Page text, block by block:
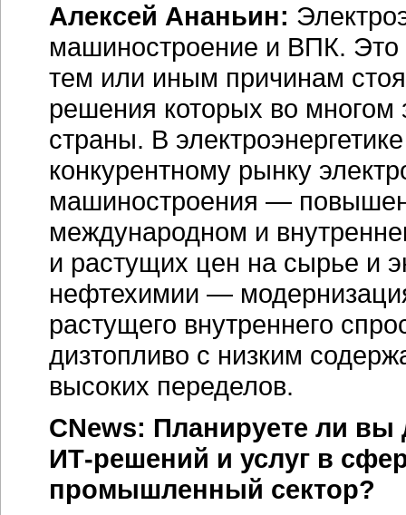
Алексей Ананьин:
машиностроение и ВПК. Это
тем или иным причинам
решения которых во
страны. В
конкурентному рынку
машиностроения —
международном и
и растущих цен на сырье и
нефтехимии —
растущего внутреннего
дизтопливо с низким
высоких переделов.
CNews: Планируете ли
ИТ-решений и услуг в
промышленный сектор?